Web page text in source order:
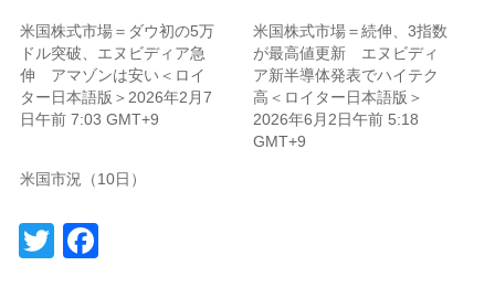
米国株式市場＝ダウ初の5万
ドル突破、エヌビディア急
伸 アマゾンは安い＜ロイ
ター日本語版＞2026年2月7
日午前 7:03 GMT+9
米国株式市場＝続伸、3指数
が最高値更新 エヌビディ
ア新半導体発表でハイテク
高＜ロイター日本語版＞
2026年6月2日午前 5:18
GMT+9
米国市況（10日）
Twitter